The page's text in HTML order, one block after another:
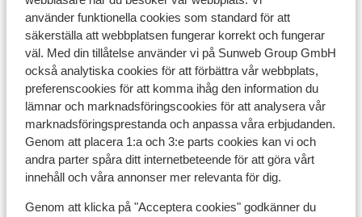
använder funktionella cookies som standard för att
säkerställa att webbplatsen fungerar korrekt och fungerar
väl. Med din tillåtelse använder vi på Sunweb Group GmbH
också analytiska cookies för att förbättra vår webbplats,
preferenscookies för att komma ihåg den information du
lämnar och marknadsföringscookies för att analysera vår
marknadsföringsprestanda och anpassa våra erbjudanden.
Genom att placera 1:a och 3:e parts cookies kan vi och
andra parter spåra ditt internetbeteende för att göra vårt
innehåll och våra annonser mer relevanta för dig.
Genom att klicka på "Acceptera cookies" godkänner du
Skidskola
Utrustning
Andra boenden i Alpe d'Huez Grand
Domaine Ski
Résidence Daria-I Nor